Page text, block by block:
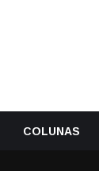
COLUNAS